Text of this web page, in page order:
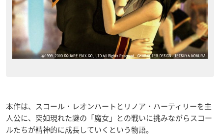
本作は、スコール・レオンハートとリノア・ハーティリーを主
人公に、突如現れた謎の「魔女」との戦いに挑みながらスコー
ルたちが精神的に成長していくという物語。